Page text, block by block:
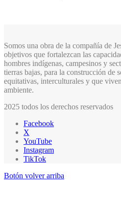
Somos una obra de la compañía de
objetivos que fortalezcan las
hombres indígenas, campesinos y
tierras bajas, para la construcción de
equitativas, interculturales y que
ambiente.
2025 todos los derechos reservados
Facebook
X
YouTube
Instagram
TikTok
Botón volver arriba